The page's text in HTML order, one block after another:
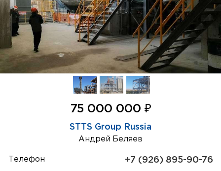
75 000 000 ₽
STTS Group Russia
Андрей Беляев
Телефон +7 (926) 895-90-76